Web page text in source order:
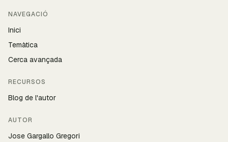
NAVEGACIÓ
Inici
Temàtica
Cerca avançada
RECURSOS
Blog de l'autor
AUTOR
Jose Gargallo Gregori